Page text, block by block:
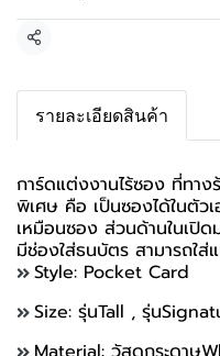
แชร์
รายละเอียดสินค้า
การ์ดแต่งงานไร้ซอง ที่ทาง
พิเศษ คือ เป็นซองได้ในตั
เหมือนซอง ส่วนด้านในเปิด
มีช่องใส่ธนบัตร สามารถใส่
Style: Pocket Card
Size: รุ่นTall , รุ่น